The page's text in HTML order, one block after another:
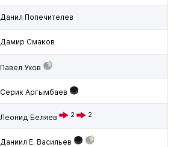
Данил Попечителев
Дамир Смаков
Павел Ухов
Серик Аргымбаев
Леонид Беляев 2 2
Даниил Е. Васильев